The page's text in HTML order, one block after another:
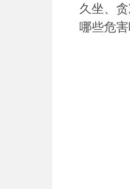
久坐、
哪些危